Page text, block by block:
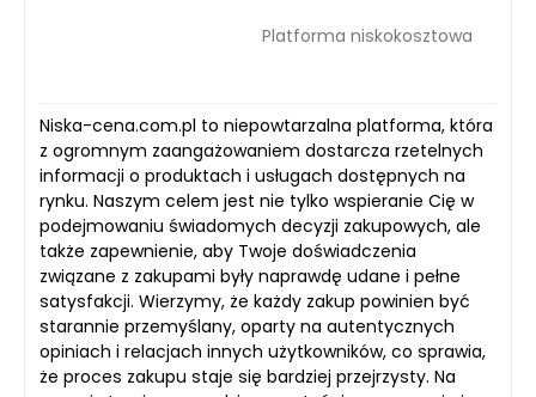
Platforma niskokosztowa
Niska-cena.com.pl to niepowtarzalna platforma, która
z ogromnym zaangażowaniem dostarcza rzetelnych
informacji o produktach i usługach dostępnych na
rynku. Naszym celem jest nie tylko wspieranie Cię w
podejmowaniu świadomych decyzji zakupowych, ale
także zapewnienie, aby Twoje doświadczenia
związane z zakupami były naprawdę udane i pełne
satysfakcji. Wierzymy, że każdy zakup powinien być
starannie przemyślany, oparty na autentycznych
opiniach i relacjach innych użytkowników, co sprawia,
że proces zakupu staje się bardziej przejrzysty. Na